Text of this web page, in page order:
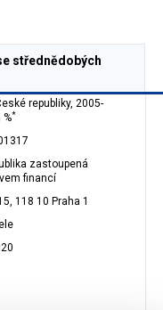
střednědobých
republiky, 2005-
%*
zastoupená
financí
118 10 Praha 1